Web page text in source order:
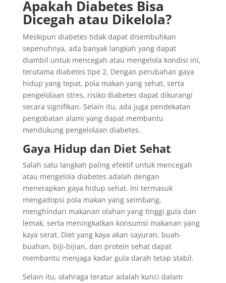
Apakah Diabetes Bisa
Dicegah atau Dikelola?
Meskipun diabetes tidak dapat disembuhkan
sepenuhnya, ada banyak langkah yang dapat
diambil untuk mencegah atau mengelola kondisi ini,
terutama diabetes tipe 2. Dengan perubahan gaya
hidup yang tepat, pola makan yang sehat, serta
pengelolaan stres, risiko diabetes dapat dikurangi
secara signifikan. Selain itu, ada juga pendekatan
pengobatan alami yang dapat membantu
mendukung pengelolaan diabetes.
Gaya Hidup dan Diet Sehat
Salah satu langkah paling efektif untuk mencegah
atau mengelola diabetes adalah dengan
menerapkan gaya hidup sehat. Ini termasuk
mengadopsi pola makan yang seimbang,
menghindari makanan olahan yang tinggi gula dan
lemak, serta meningkatkan konsumsi makanan yang
kaya serat. Diet yang kaya akan sayuran, buah-
buahan, biji-bijian, dan protein sehat dapat
membantu menjaga kadar gula darah tetap stabil.
Selain itu, olahraga teratur adalah kunci dalam